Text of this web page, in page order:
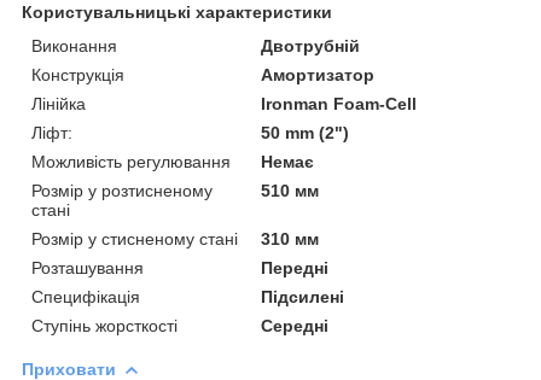
Користувальницькі характеристики
Виконання
Двотрубній
Конструкція
Амортизатор
Лінійка
Ironman Foam-Cell
Ліфт:
50 mm (2")
Можливість регулювання
Немає
Розмір у розтисненому
стані
510 мм
Розмір у стисненому стані
310 мм
Розташування
Передні
Специфікація
Підсилені
Ступінь жорсткості
Середні
Приховати